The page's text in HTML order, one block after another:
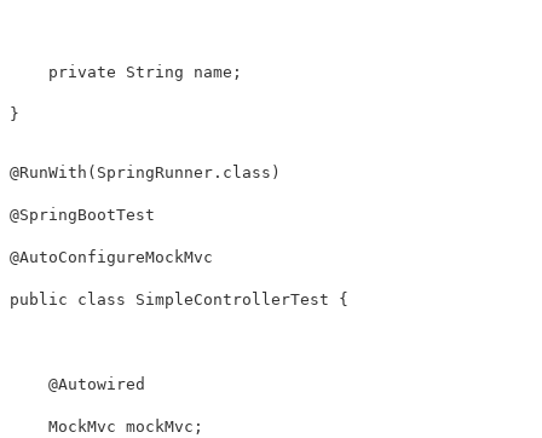
private String name ;
}
@RunWith ( SpringRunner . class )
@SpringBootTest
@AutoConfigureMockMvc
public class SimpleControllerTest {
@Autowired
MockMvc mockMvc ;